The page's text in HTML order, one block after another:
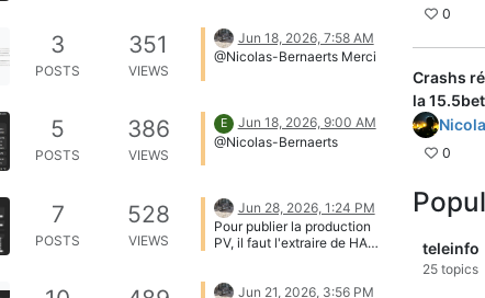
régulièrement. Demandez à
ChatGPT pour un mode
3
POSTS
351
VIEWS
Jun 18, 2026, 7:58 AM
@Nicolas-Bernaerts Merci
5
POSTS
386
VIEWS
E
Jun 18, 2026, 9:00 AM
@Nicolas-Bernaerts
7
POSTS
528
VIEWS
Jun 28, 2026, 1:24 PM
Pour publier la production
PV, il faut l'extraire de HAOS
Denky. Ca se passe dans le
Jun 21, 2026, 3:56 PM
0
Crashs
la
0
teleinfo
25 topics